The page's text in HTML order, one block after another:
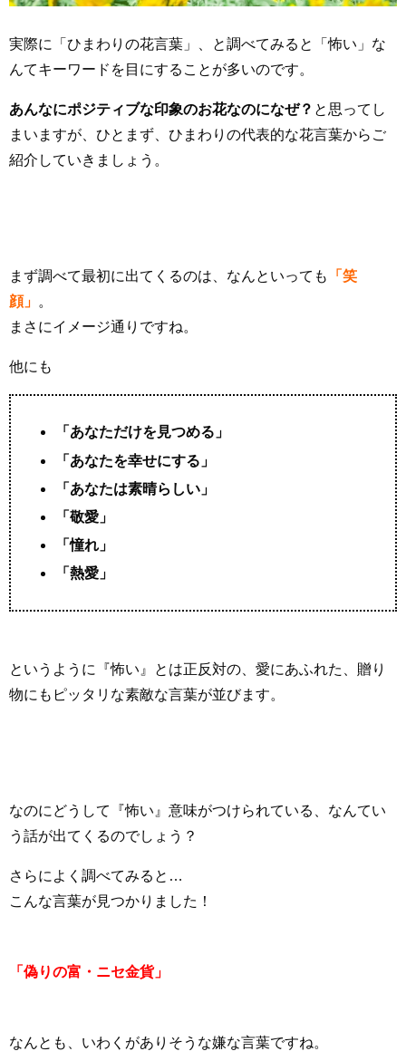
実際に「ひまわりの花言葉」、と調べてみると「怖い」な
んてキーワードを目にすることが多いのです。
あんなにポジティブな印象のお花なのになぜ？ と思ってし
まいますが、ひとまず、ひまわりの代表的な花言葉からご
紹介していきましょう。
まず調べて最初に出てくるのは、なんといっても
「笑
顔」 。
まさにイメージ通りですね。
他にも
「あなただけを見つめる」
「あなたを幸せにする」
「あなたは素晴らしい」
「敬愛」
「憧れ」
「熱愛」
というように『怖い』とは正反対の、愛にあふれた、贈り
物にもピッタリな素敵な言葉が並びます。
なのにどうして『怖い』意味がつけられている、なんてい
う話が出てくるのでしょう？
さらによく調べてみると…
こんな言葉が見つかりました！
「偽りの富・ニセ金貨」
なんとも、いわくがありそうな嫌な言葉ですね。